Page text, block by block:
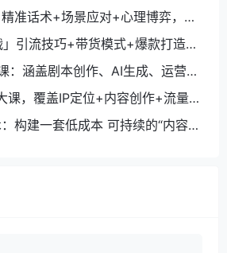
参展ROI
准话术+场景应对+心理博弈，单
200%
」引流技巧+带货模式+爆款打造，
：涵盖剧本创作、AI生成、运营变
课，覆盖IP定位+内容创作+流量获
转化
构建一套低成本 可持续的“内容-